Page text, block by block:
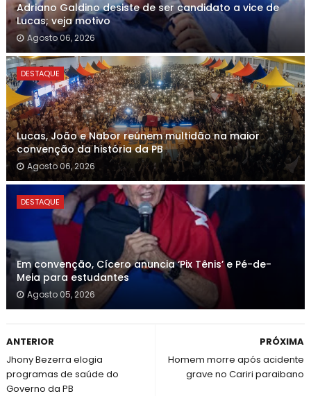
Adriano Galdino desiste de ser candidato a vice de
Lucas; veja motivo
Agosto 06, 2026
DESTAQUE
Lucas, João e Nabor reúnem multidão na maior
convenção da história da PB
Agosto 06, 2026
DESTAQUE
Em convenção, Cícero anuncia ‘Pix Tênis’ e Pé-de-
Meia para estudantes
Agosto 05, 2026
PRÓXIMA
Homem morre após acidente
grave no Cariri paraibano
ANTERIOR
Jhony Bezerra elogia
programas de saúde do
Governo da PB